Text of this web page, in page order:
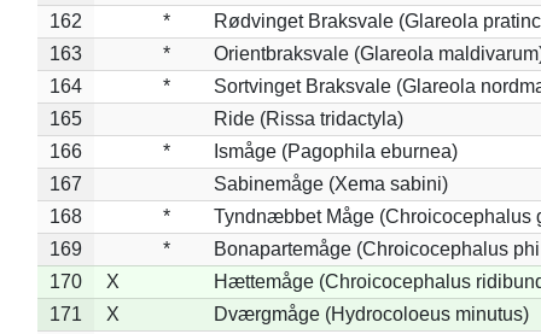
162
*
Rødvinget Braksvale (Glareola
163
*
Orientbraksvale (Glareola
164
*
Sortvinget Braksvale (Glareola
165
Ride (Rissa tridactyla)
166
*
Ismåge (Pagophila eburnea)
167
Sabinemåge (Xema sabini)
168
*
Tyndnæbbet Måge (Chroicocephalus
169
*
Bonapartemåge (Chroicocephalus
170
X
Hættemåge (Chroicocephalus
171
X
Dværgmåge (Hydrocoloeus minutus)